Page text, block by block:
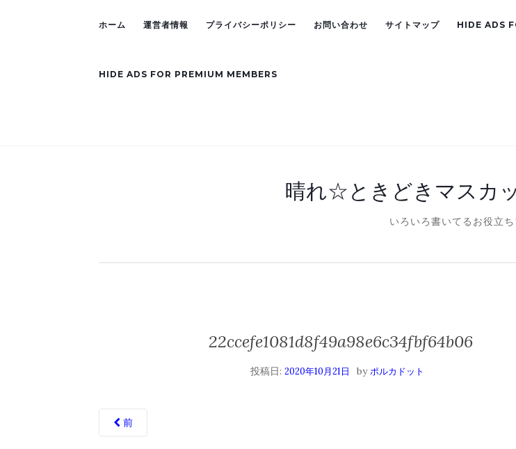
ホーム 運営者情報 プライバシーポリシー お問い合わせ サイトマップ HIDE ADS
HIDE ADS FOR PREMIUM MEMBERS
晴れ☆ときどきマスカ
いろいろ書いてるお役立
22ccefe1081d8f49a98e6c34fbf64b06
投稿日:2020年10月21日 byポルカドット
前